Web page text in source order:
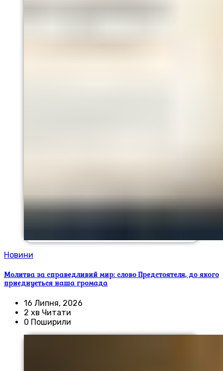
Новини
Молитва за справедливий мир: слово Предстоятеля, до якого
приєднується наша громада
16 Липня, 2026
2 хв Читати
0 Поширили